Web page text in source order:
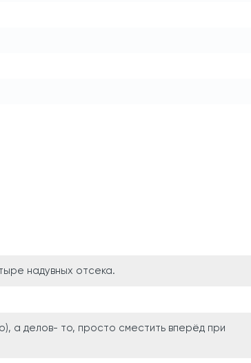
надувных отсека.
а делов- то, просто сместить вперёд при